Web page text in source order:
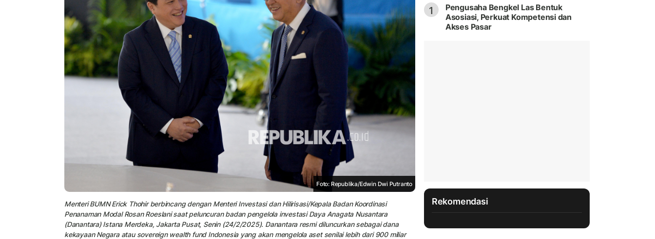
Foto: Republika/Edwin Dwi Putranto
Menteri BUMN Erick Thohir berbincang dengan Menteri Investasi dan Hilirisasi/Kepala Badan Koordinasi
Penanaman Modal Rosan Roeslani saat peluncuran badan pengelola investasi Daya Anagata Nusantara
(Danantara) Istana Merdeka, Jakarta Pusat, Senin (24/2/2025). Danantara resmi diluncurkan sebagai dana
kekayaan Negara atau sovereign wealth fund Indonesia yang akan mengelola aset senilai lebih dari 900 miliar
1
Pengusaha Bengkel Las Bentuk
Asosiasi, Perkuat Kompetensi dan
Akses Pasar
Rekomendasi